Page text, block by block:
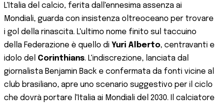
L'Italia del calcio, ferita dall'ennesima assenza ai
Mondiali, guarda con insistenza oltreoceano per trovare
i gol della rinascita. L'ultimo nome finito sul taccuino
della Federazione è quello di Yuri Alberto, centravanti e
idolo del Corinthians. L'indiscrezione, lanciata dal
giornalista Benjamin Back e confermata da fonti vicine al
club brasiliano, apre uno scenario suggestivo per il ciclo
che dovrà portare l'Italia ai Mondiali del 2030. Il calciatore